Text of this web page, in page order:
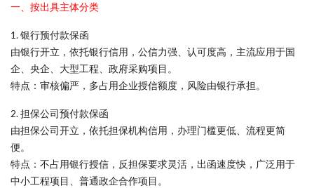
一、按出具主体分类
1. 银行预付款保函
由银行开立，依托银行信用，公信力强、认可度高，主流应用于国
企、央企、大型工程、政府采购项目。
特点：审核偏严，多占用企业授信额度，风险由银行承担。
2. 担保公司预付款保函
由担保公司开立，依托担保机构信用，办理门槛更低、流程更简
便。
特点：不占用银行授信，反担保要求灵活，出函速度快，广泛用于
中小工程项目、普通政企合作项目。